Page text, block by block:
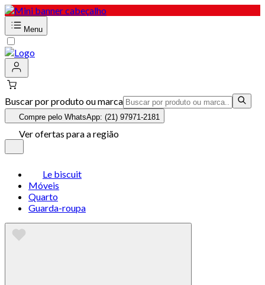
Menu
Buscar por produto ou marca
Compre pelo WhatsApp: (21) 97971-2181
Ver ofertas para a região
Le biscuit
Móveis
Quarto
Guarda-roupa